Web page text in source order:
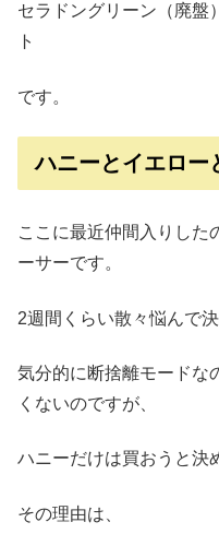
セラドングリーン（廃盤
ト
です。
ハニーとイエロー
ここに最近仲間入りした
ーサーです。
2週間くらい散々悩んで決
気分的に断捨離モードな
くないのですが、
ハニーだけは買おうと決
その理由は、